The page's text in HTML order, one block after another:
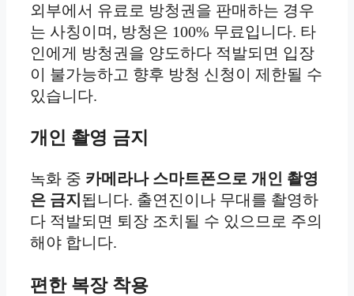
외부에서 유료로 방청권을 판매하는 경우
는 사칭이며, 방청은 100% 무료입니다. 타
인에게 방청권을 양도하다 적발되면 입장
이 불가능하고 향후 방청 신청이 제한될 수
있습니다.
개인 촬영 금지
녹화 중 카메라나 스마트폰으로 개인 촬영
은 금지 됩니다. 출연진이나 무대를 촬영하
다 적발되면 퇴장 조치될 수 있으므로 주의
해야 합니다.
편한 복장 착용